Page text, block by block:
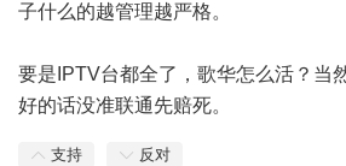
子什么的越管理越严格。
要是IPTV台都全了，歌华怎么活？当
好的话没准联通先赔死。
支持 反对